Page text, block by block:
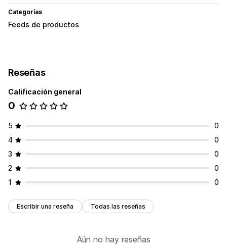
Categorías
Feeds de productos
Reseñas
Calificación general
0
5
0
4
0
3
0
2
0
1
0
Escribir una reseña Todas las reseñas
Aún no hay reseñas